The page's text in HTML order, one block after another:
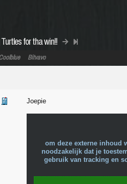
for tha win!!
Bitvavo
Joepie
om deze externe inhoud
noodzakelijk dat je
gebruik van tracking en